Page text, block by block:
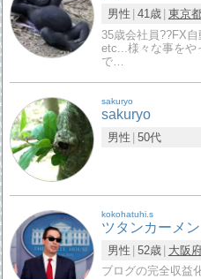
男性 41歳 東京
35歳会社員?‍?FX
etc...様々な事をや
で…
sakuryo
sakuryo
男性 50代
kokohatuhi.s
ツタンカーメン
男性 52歳 大阪
ブログの完全収益